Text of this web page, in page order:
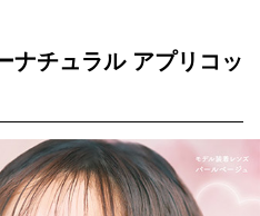
ナチュラル アプリコッ